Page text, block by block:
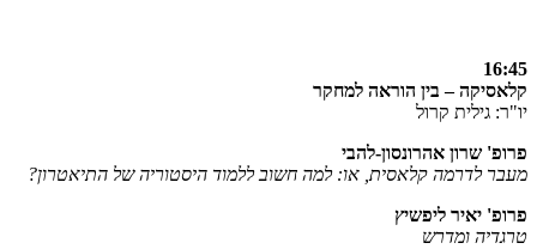
16:45
קלאסיקה – בין הוראה למחקר
יו"ר: גילית קרול
פרופ' שרון אהרונסון-להבי
מעבר לדרמה קלאסית, או: למה חשוב ללמוד היסטוריה של התיאטרון?
פרופ' יאיר ליפשיץ
טרגדיה ומדרש